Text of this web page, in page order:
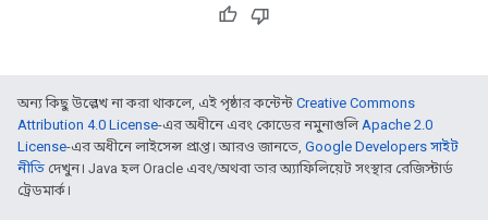
অন্য কিছু উল্লেখ না করা থাকলে, এই পৃষ্ঠার কন্টেন্ট Creative Commons
Attribution 4.0 License-এর অধীনে এবং কোডের নমুনাগুলিApache 2.0
License-এর অধীনে লাইসেন্স প্রাপ্ত। আরও জানতে, Google Developers সাইট
নীতি দেখুন। Java হল Oracle এবং/অথবা তার অ্যাফিলিয়েট সংস্থার রেজিস্টার্ড
ট্রেডমার্ক।